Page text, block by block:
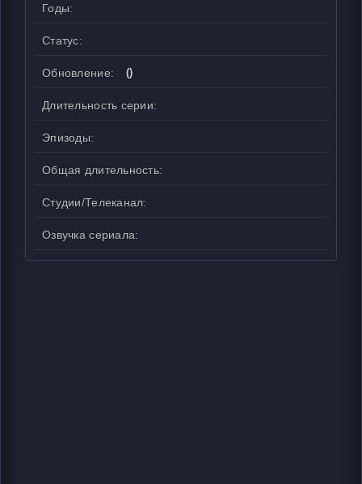
Годы:
Статус:
Обновление: ()
Длительность серии:
Эпизоды:
Общая длительность:
Студии/Телеканал:
Озвучка сериала: